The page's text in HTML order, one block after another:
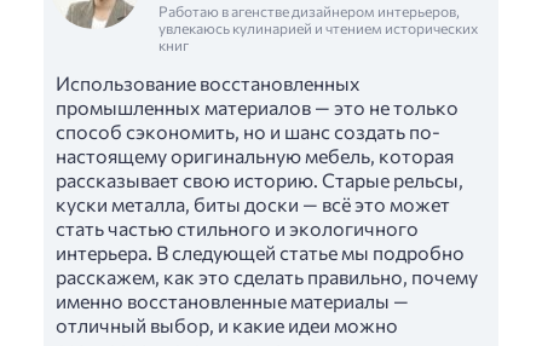
Работаю в агенстве дизайнером интерьеров,
увлекаюсь кулинарией и чтением исторических
книг
Использование восстановленных
промышленных материалов — это не только
способ сэкономить, но и шанс создать по-
настоящему оригинальную мебель, которая
рассказывает свою историю. Старые рельсы,
куски металла, биты доски — всё это может
стать частью стильного и экологичного
интерьера. В следующей статье мы подробно
расскажем, как это сделать правильно, почему
именно восстановленные материалы —
отличный выбор, и какие идеи можно